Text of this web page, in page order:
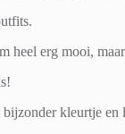
erg mooi,
kleurtje en